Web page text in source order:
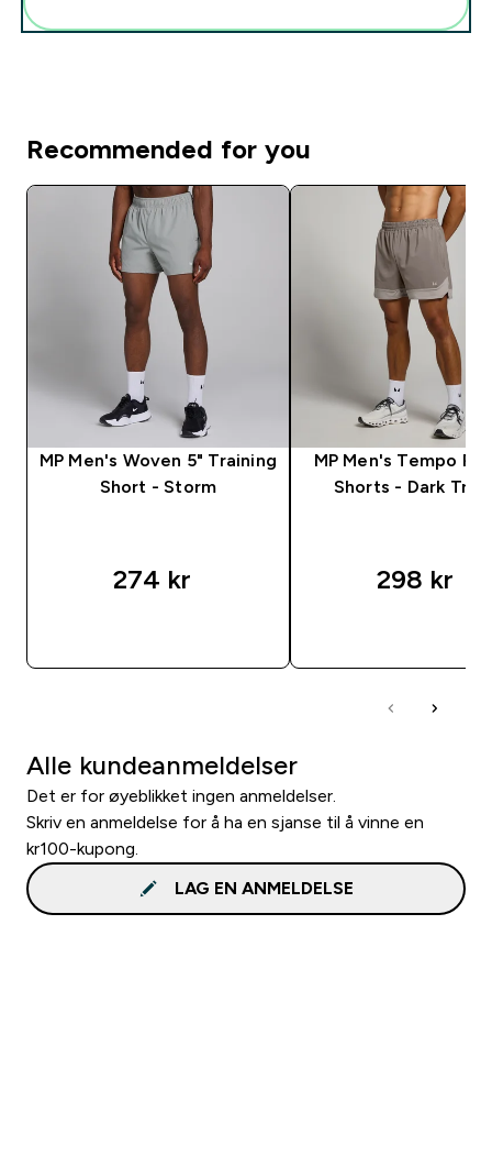
Recommended for you
MP Men's Woven 5" Training
Short - Storm
274 kr‎
MP Men's Tempo
Shorts - Dark
298 kr‎
Alle kundeanmeldelser
Det er for øyeblikket ingen anmeldelser.
Skriv en anmeldelse for å ha en sjanse til å vinne en
kr100-kupong.
LAG EN ANMELDELSE